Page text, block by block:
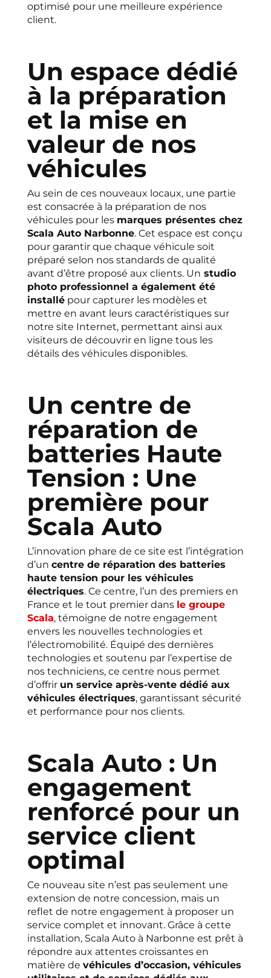
optimisé pour une meilleure expérience
client.
Un espace dédié
à la préparation
et la mise en
valeur de nos
véhicules
Au sein de ces nouveaux locaux, une partie
est consacrée à la préparation de nos
véhicules pour les marques présentes chez
Scala Auto Narbonne. Cet espace est conçu
pour garantir que chaque véhicule soit
préparé selon nos standards de qualité
avant d’être proposé aux clients. Un studio
photo professionnel a également été
installépour capturer les modèles et
mettre en avant leurs caractéristiques sur
notre site Internet, permettant ainsi aux
visiteurs de découvrir en ligne tous les
détails des véhicules disponibles.
Un centre de
réparation de
batteries Haute
Tension : Une
première pour
Scala Auto
L’innovation phare de ce site est l’intégration
d’un centre de réparation des batteries
haute tension pour les véhicules
électriques. Ce centre, l’un des premiers en
France et le tout premier dans le groupe
Scala, témoigne de notre engagement
envers les nouvelles technologies et
l’électromobilité. Équipé des dernières
technologies et soutenu par l’expertise de
nos techniciens, ce centre nous permet
d’offrir un service après-vente dédié aux
véhicules électriques, garantissant sécurité
et performance pour nos clients.
Scala Auto : Un
engagement
renforcé pour un
service client
optimal
Ce nouveau site n’est pas seulement une
extension de notre concession, mais un
reflet de notre engagement à proposer un
service complet et innovant. Grâce à cette
installation, Scala Auto à Narbonne est prêt à
répondre aux attentes croissantes en
matière de véhicules d’occasion, véhicules